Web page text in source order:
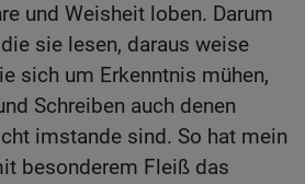
und Weisheit loben. Darum
sie lesen, daraus weise
sich um Erkenntnis mühen,
Schreiben auch denen
imstande sind. So hat mein
besonderem Fleiß das